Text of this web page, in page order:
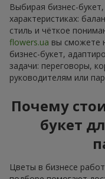
Выбирая бизнес-
характеристиках:
стиль и чёткое
flowers.ua вы сможете
бизнес-букет,
задачи: переговоры,
руководителям или
Почему
букет
Цветы в бизнесе